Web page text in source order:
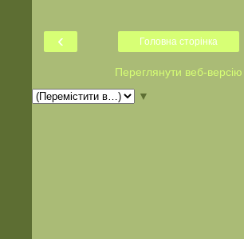
‹ Головна сторінка
Переглянути веб-версію
▼